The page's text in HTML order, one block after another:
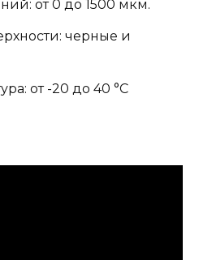
от 0 до 1500 мкм.
черные и
от -20 до 40 °C